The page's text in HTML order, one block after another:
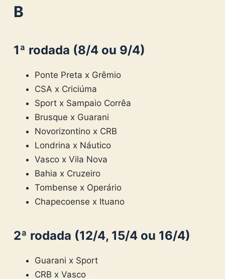
B
1ª rodada (8/4 ou 9/4)
Ponte Preta x Grêmio
CSA x Criciúma
Sport x Sampaio Corrêa
Brusque x Guarani
Novorizontino x CRB
Londrina x Náutico
Vasco x Vila Nova
Bahia x Cruzeiro
Tombense x Operário
Chapecoense x Ituano
2ª rodada (12/4, 15/4 ou 16/4)
Guarani x Sport
CRB x Vasco